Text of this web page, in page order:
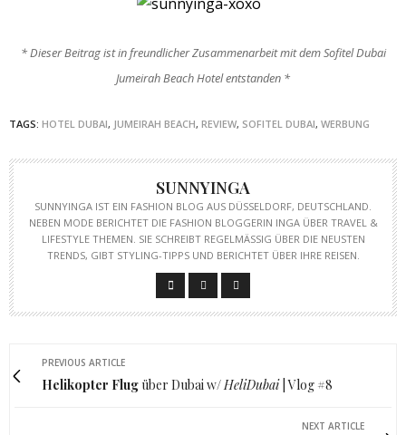
* Dieser Beitrag ist in freundlicher Zusammenarbeit mit dem Sofitel Dubai
Jumeirah Beach Hotel entstanden *
TAGS: HOTEL DUBAI, JUMEIRAH BEACH, REVIEW, SOFITEL DUBAI, WERBUNG
SUNNYINGA
SUNNYINGA IST EIN FASHION BLOG AUS DÜSSELDORF, DEUTSCHLAND.
NEBEN MODE BERICHTET DIE FASHION BLOGGERIN INGA ÜBER TRAVEL &
LIFESTYLE THEMEN. SIE SCHREIBT REGELMÄSSIG ÜBER DIE NEUSTEN T
RENDS, GIBT STYLING-TIPPS UND BERICHTET ÜBER IHRE REISEN.
PREVIOUS ARTICLE
Helikopter Flug über Dubai w/HeliDubai| Vlog #8
NEXT ARTICLE